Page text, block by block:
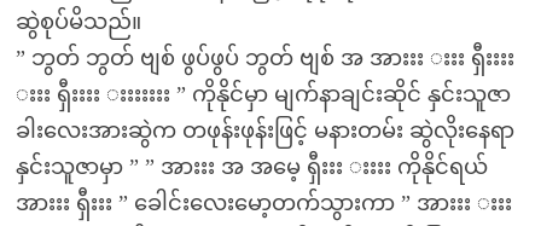
ဆွဲစုပ်မိသည်။
” ဘွတ် ဘွတ် ဗျစ် ဖွပ်ဖွပ် ဘွတ် ဗျစ် အ အားးး းးး ရှီးးးး
းးး ရှီးးးး းးးးးးး ” ကိုနိုင်မှာ မျက်နာချင်းဆိုင် နှင်းသူဇာ
ခါးလေးအားဆွဲက တဖုန်းဖုန်းဖြင့် မနားတမ်း ဆွဲလိုးနေရာ
နှင်းသူဇာမှာ ” ” အားးး အ အမေ့ ရှီးးး းးးး ကိုနိုင်ရယ်
အားးး ရှီးးး ” ခေါင်းလေးမော့တက်သွားကာ ” အားးး းးး